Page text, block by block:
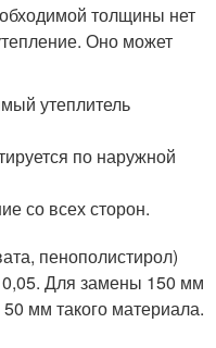
толщины нет
Оно может
утеплитель
по наружной
со всех сторон.
пенополистирол)
Для замены 150 мм
мм такого материала.